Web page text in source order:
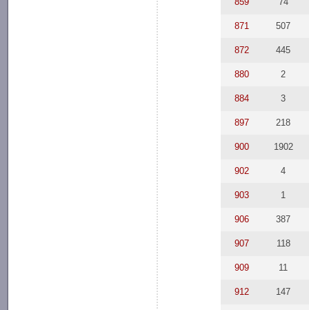
871 507
872 445
880 2
884 3
897 218
900 1902
902 4
903 1
906 387
907 118
909 11
912 147